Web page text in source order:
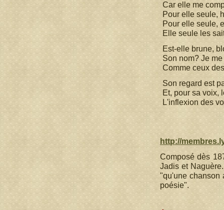
Car elle me
Pour elle seule,
Pour elle seule,
Elle seule les
Est-elle brune,
Son nom? Je
Comme ceux
Son regard est
Et, pour sa voix,
L'inflexion des
http://
Composé dès
Jadis et
"qu'une chanson
poésie".